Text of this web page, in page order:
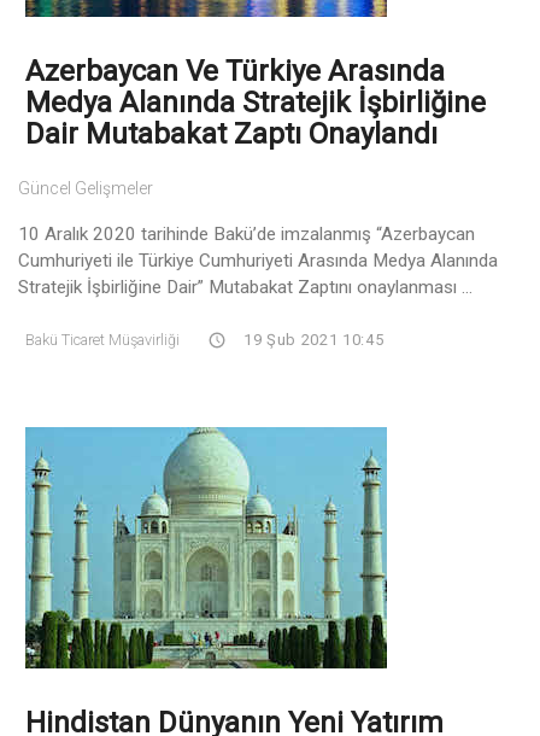
Azerbaycan Ve Türkiye Arasında
Medya Alanında Stratejik İşbirliğine
Dair Mutabakat Zaptı Onaylandı
Güncel Gelişmeler
10 Aralık 2020 tarihinde Bakü’de imzalanmış “Azerbaycan
Cumhuriyeti ile Türkiye Cumhuriyeti Arasında Medya Alanında
Stratejik İşbirliğine Dair” Mutabakat Zaptını onaylanması ...
Bakü Ticaret Müşavirliği 19 Şub 2021 10:45
Hindistan Dünyanın Yeni Yatırım